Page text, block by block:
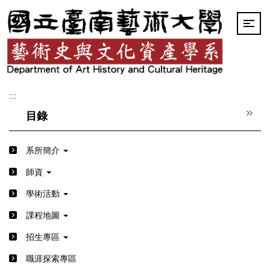
跳
到
主
要
內
容
:::
目錄
系所簡介
師資
學術活動
課程地圖
招生專區
職涯探索專區